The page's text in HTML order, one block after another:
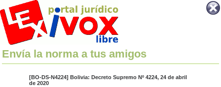
Envía la norma a tus amigos
[BO-DS-N4224] Bolivia: Decreto Supremo Nº 4224, 24 de abril
de 2020